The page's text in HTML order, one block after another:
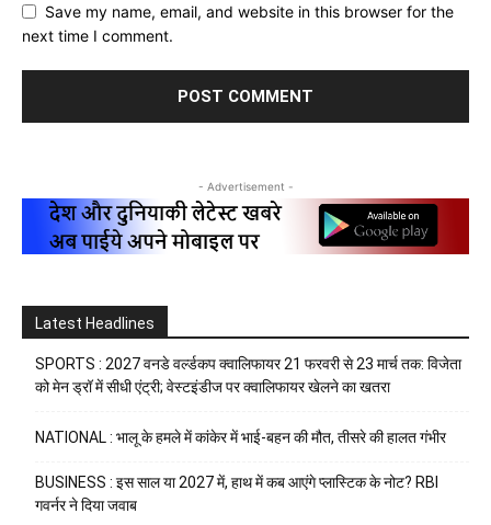
Save my name, email, and website in this browser for the
next time I comment.
- Advertisement -
Latest Headlines
SPORTS : 2027 वनडे वर्ल्डकप क्वालिफायर 21 फरवरी से 23 मार्च तक: विजेता
को मेन ड्रॉ में सीधी एंट्री; वेस्टइंडीज पर क्वालिफायर खेलने का खतरा
NATIONAL : भालू के हमले में कांकेर में भाई-बहन की मौत, तीसरे की हालत गंभीर
BUSINESS : इस साल या 2027 में, हाथ में कब आएंगे प्लास्टिक के नोट? RBI
गवर्नर ने दिया जवाब